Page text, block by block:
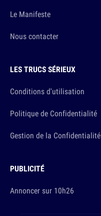
Le Manifeste
Nous contacter
LES TRUCS SÉRIEUX
Conditions d'utilisation
Politique de Confidentialité
Gestion de la Confidentialité
PUBLICITÉ
Annoncer sur 10h26